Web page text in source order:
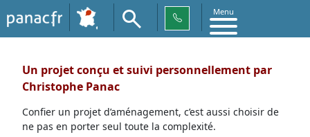
Menu
Un projet conçu et suivi personnellement par
Christophe Panac
Confier un projet d’aménagement, c’est aussi choisir de
ne pas en porter seul toute la complexité.